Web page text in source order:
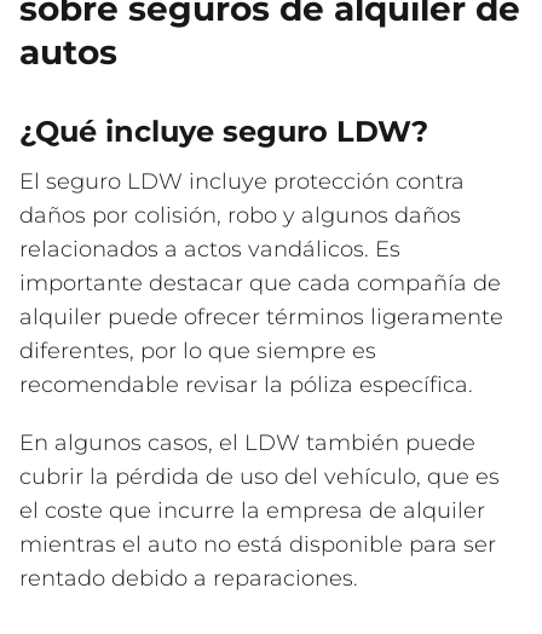
sobre seguros de alquiler de
autos
¿Qué incluye seguro LDW?
El seguro LDW incluye protección contra
daños por colisión, robo y algunos daños
relacionados a actos vandálicos. Es
importante destacar que cada compañía de
alquiler puede ofrecer términos ligeramente
diferentes, por lo que siempre es
recomendable revisar la póliza específica.
En algunos casos, el LDW también puede
cubrir la pérdida de uso del vehículo, que es
el coste que incurre la empresa de alquiler
mientras el auto no está disponible para ser
rentado debido a reparaciones.